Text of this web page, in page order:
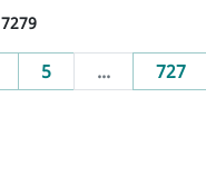
7279
5 ... 727